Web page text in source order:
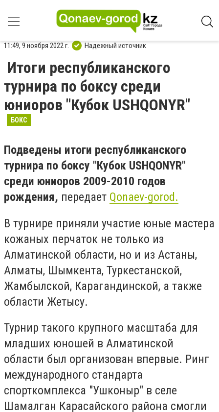
11:49, 9 ноября 2022 г. Надежный источник
Итоги республиканского
турнира по боксу среди
юниоров "Кубок USHQONYR"
БОКС
Подведены итоги республиканского
турнира по боксу "Кубок USHQONYR"
среди юниоров 2009-2010 годов
рождения, передает Qonaev-gorod.
В турнире приняли участие юные мастера
кожаных перчаток не только из
Алматинской области, но и из Астаны,
Алматы, Шымкента, Туркестанской,
Жамбылской, Карагандинской, а также
области Жетысу.
Турнир такого крупного масштаба для
младших юношей в Алматинской
области был организован впервые. Ринг
международного стандарта
спорткомплекса "Ушконыр" в селе
Шамалган Карасайского района смогли